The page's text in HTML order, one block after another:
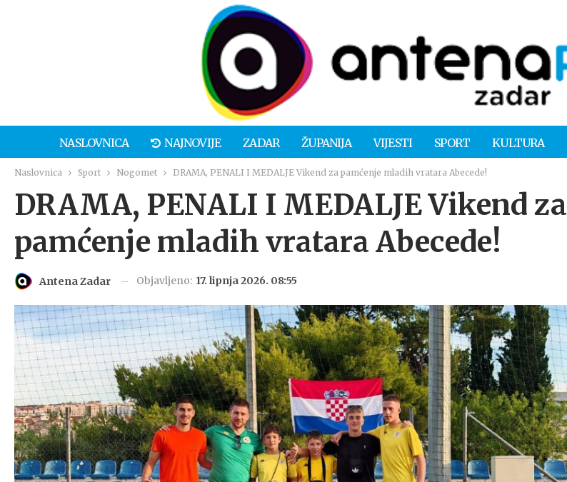
NASLOVNICA NAJNOVIJE ZADAR ŽUPANIJA VIJESTI SPORT KULTURA
Naslovnica Sport Nogomet DRAMA, PENALI I MEDALJE Vikend za pamćenje mladih vratara Abecede!
DRAMA, PENALI I MEDALJE Vikend za
pamćenje mladih vratara Abecede!
Antena Zadar Objavljeno: 17. lipnja 2026. 08:55